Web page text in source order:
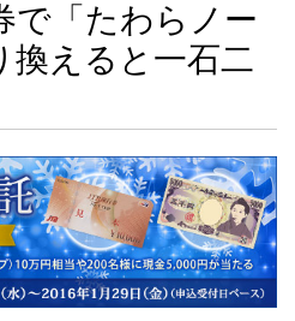
で「たわらノー
換えると一石二